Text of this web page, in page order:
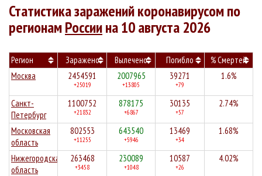
Статистика заражений коронавирусом по
регионамРоссиина 10 августа 2026
Регион Заражено Вылечено Погибло
% Смертей
Москва
2454591
+25019
2007965
+13805
39271
+79
1.6%
Санкт-
Петербург
1100752
+21832
878175
+6867
30135
+57
2.74%
Московская
область
802553
+11255
643540
+5946
13469
+34
1.68%
Нижегородская
область
263468
+3458
230089
+1048
10587
+26
4.02%